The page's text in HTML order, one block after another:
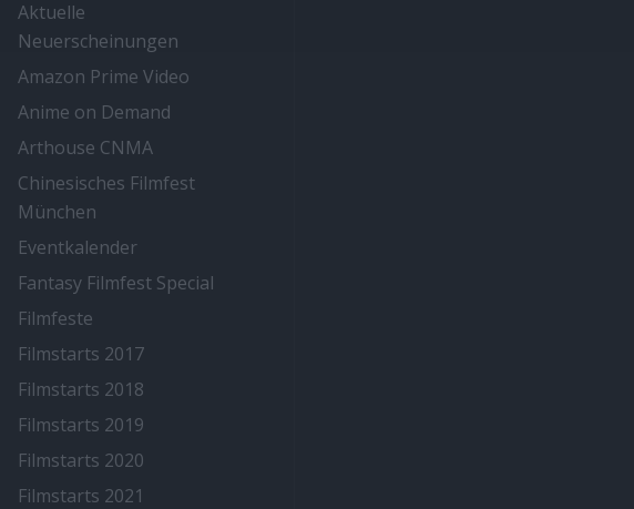
Aktuelle
Neuerscheinungen
Amazon Prime Video
Anime on Demand
Arthouse CNMA
Chinesisches Filmfest
München
Eventkalender
Fantasy Filmfest Special
Filmfeste
Filmstarts 2017
Filmstarts 2018
Filmstarts 2019
Filmstarts 2020
Filmstarts 2021